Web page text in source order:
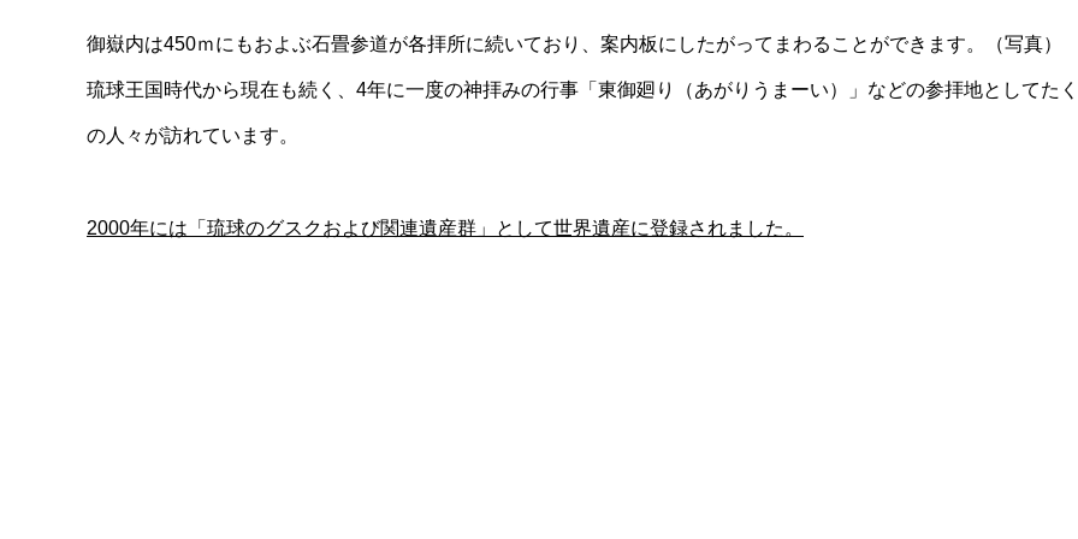
御嶽内は450ｍにもおよぶ石畳参道が各拝所に続いており、案内板にしたがってまわることができます。（写真）
琉球王国時代から現在も続く、4年に一度の神拝みの行事「東御廻り（あがりうまーい）」などの参拝地としてた
の人々が訪れています。
2000年には「琉球のグスクおよび関連遺産群」として世界遺産に登録されました。